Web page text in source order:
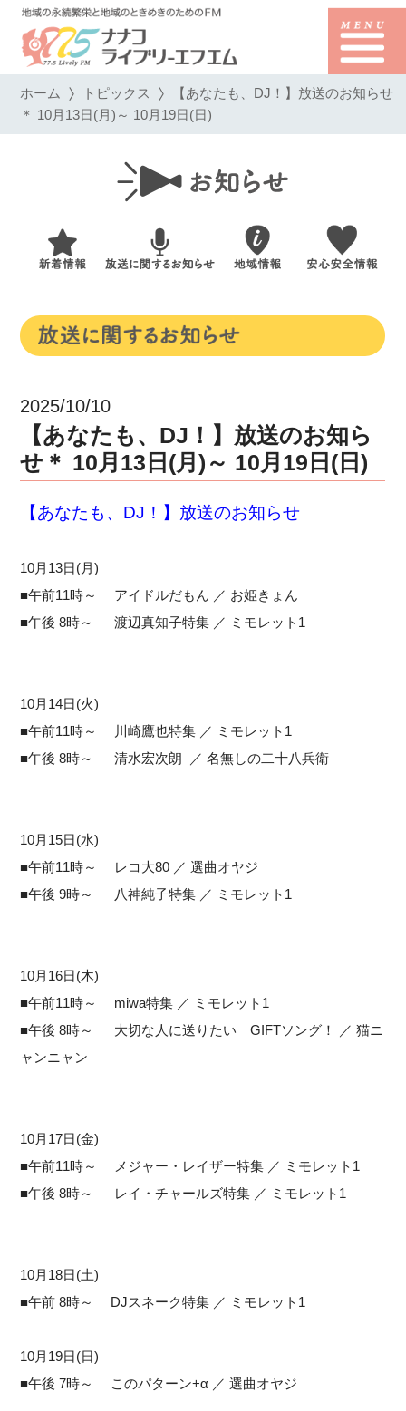
ホーム トピックス 【あなたも、DJ！】放送のお知らせ
＊ 10月13日(月)～ 10月19日(日)
2025/10/10
【あなたも、DJ！】放送のお知ら
せ＊ 10月13日(月)～ 10月19日(日)
【あなたも、DJ！】放送のお知らせ
10月13日(月)
■午前11時～ アイドルだもん ／ お姫きょん
■午後 8時～ 渡辺真知子特集 ／ ミモレット1
10月14日(火)
■午前11時～ 川崎鷹也特集 ／ ミモレット1
■午後 8時～ 清水宏次朗 ／ 名無しの二十八兵衛
10月15日(水)
■午前11時～ レコ大80 ／ 選曲オヤジ
■午後 9時～ 八神純子特集 ／ ミモレット1
10月16日(木)
■午前11時～ miwa特集 ／ ミモレット1
■午後 8時～ 大切な人に送りたい GIFTソング！ ／ 猫ニ
ャンニャン
10月17日(金)
■午前11時～ メジャー・レイザー特集 ／ ミモレット1
■午後 8時～ レイ・チャールズ特集 ／ ミモレット1
10月18日(土)
■午前 8時～ DJスネーク特集 ／ ミモレット1
10月19日(日)
■午後 7時～ このパターン+α ／ 選曲オヤジ